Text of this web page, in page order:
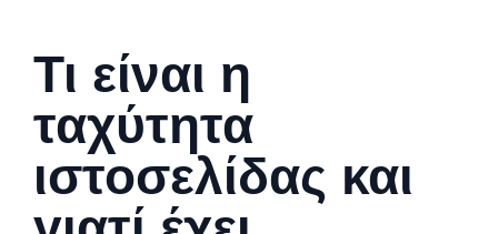
Τι είναι η
ταχύτητα
ιστοσελίδας και